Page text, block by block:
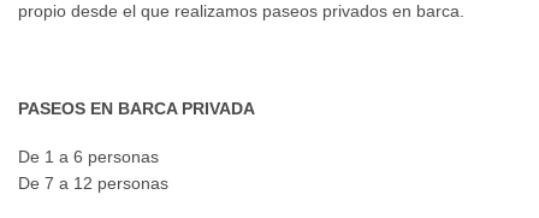
propio desde el que realizamos paseos privados en barca.
PASEOS EN BARCA PRIVADA
De 1 a 6 personas
De 7 a 12 personas